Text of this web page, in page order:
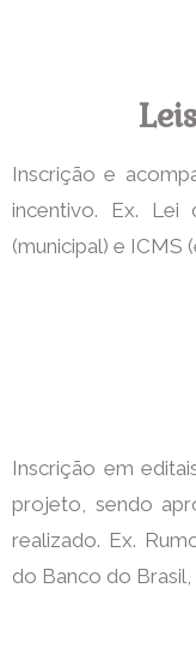
Inscrição e
incentivo. Ex. Lei
(municipal) e ICMS
Inscrição em
projeto, sendo
realizado. Ex.
do Banco do Brasil,